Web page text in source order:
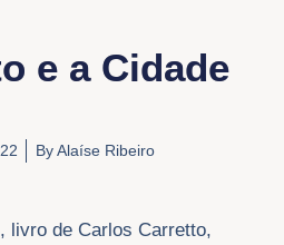
e a Cidade
ByAlaíse Ribeiro
livro de Carlos Carretto,